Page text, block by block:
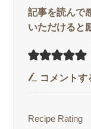
コメントす
Recipe Rating